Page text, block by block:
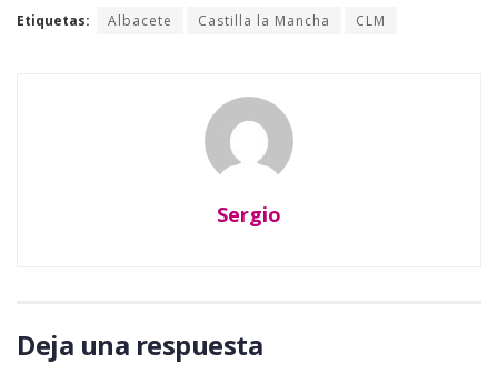
Etiquetas: Albacete Castilla la Mancha CLM
Sergio
Deja una respuesta